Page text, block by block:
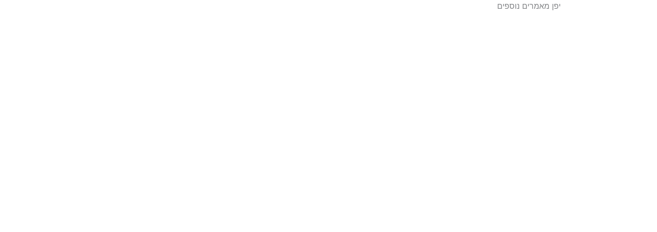
יפן מאמרים נוספים